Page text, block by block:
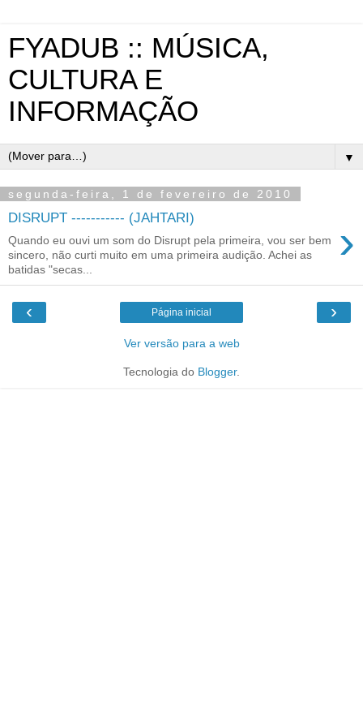
FYADUB :: MÚSICA,
CULTURA E
INFORMAÇÃO
▼
segunda-feira, 1 de fevereiro de 2010
DISRUPT ----------- (JAHTARI) ›
Quando eu ouvi um som do Disrupt pela primeira, vou ser bem
sincero, não curti muito em uma primeira audição. Achei as
batidas "secas...
‹ ›
Página inicial
Ver versão para a web
Tecnologia do Blogger.